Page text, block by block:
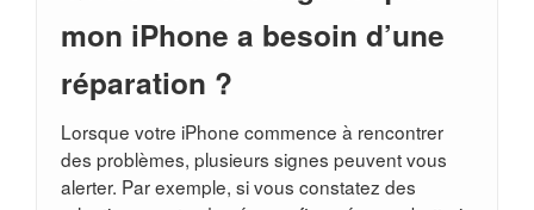
mon iPhone a besoin d’une
réparation ?
Lorsque votre iPhone commence à rencontrer
des problèmes, plusieurs signes peuvent vous
alerter. Par exemple, si vous constatez des